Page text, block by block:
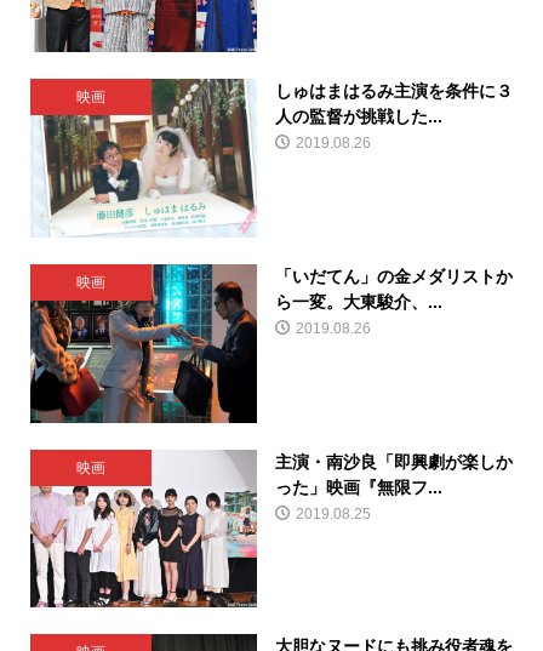
映画
しゅはまはるみ主演を条件に３
人の監督が挑戦した...
2019.08.26
映画
「いだてん」の金メダリストか
ら一変。大東駿介、...
2019.08.26
映画
主演・南沙良「即興劇が楽しか
った」映画『無限フ...
2019.08.25
大胆なヌードにも挑み役者魂を